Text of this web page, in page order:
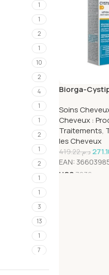
1
1
2
1
10
2
4
1
1
2
1
2
1
1
3
13
1
7
Biorga-
Soins
Cheveux :
Traitements,
les Cheveux
د.م.419.22
EAN:
UGS 7936